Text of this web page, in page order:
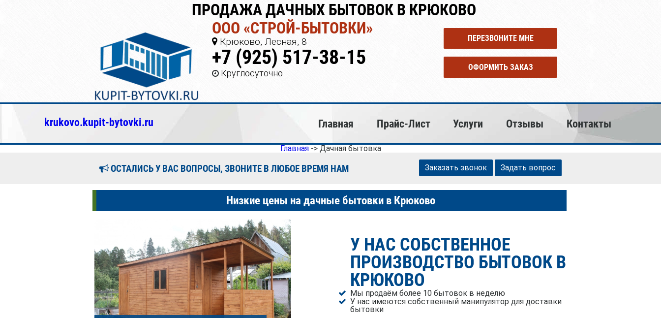
ПРОДАЖА ДАЧНЫХ БЫТОВОК В КРЮКОВО
ООО «СТРОЙ-БЫТОВКИ»
Крюково, Лесная, 8
+7 (925) 517-38-15
Круглосуточно
ПЕРЕЗВОНИТЕ МНЕ
ОФОРМИТЬ ЗАКАЗ
krukovo.kupit-bytovki.ru Главная Прайс-Лист Услуги Отзывы Контакты
Главная-> Дачная бытовка
ОСТАЛИСЬ У ВАС ВОПРОСЫ, ЗВОНИТЕ В ЛЮБОЕ ВРЕМЯ НАМ Заказать звонок Задать вопрос
Низкие цены на дачные бытовки в Крюково
У НАС СОБСТВЕННОЕ
ПРОИЗВОДСТВО БЫТОВОК В
КРЮКОВО
Мы продаём более 10 бытовок в неделю
У нас имеются собственный манипулятор для доставки
бытовки